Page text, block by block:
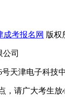
成考报名网 版权
司
天津电子科技
，请广大考生